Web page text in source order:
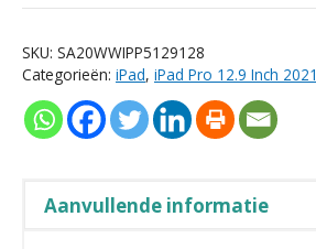
SKU: SA20WWIPP5129128
Categorieën: iPad, iPad Pro 12.9 Inch 2021
Aanvullende informatie